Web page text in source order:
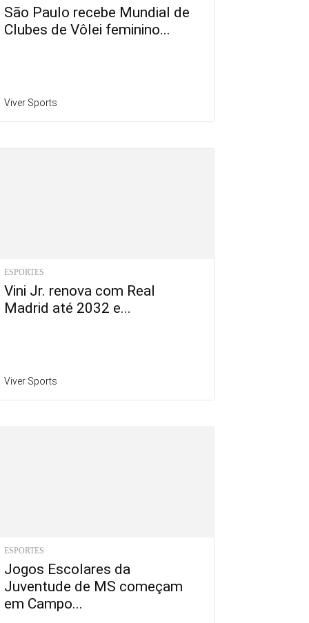
São Paulo recebe Mundial de
Clubes de Vôlei feminino...
Viver Sports
ESPORTES
Vini Jr. renova com Real
Madrid até 2032 e...
Viver Sports
ESPORTES
Jogos Escolares da
Juventude de MS começam
em Campo...